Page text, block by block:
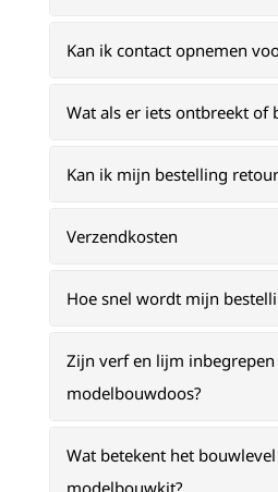
Kan ik contact opnemen
Wat als er iets ontbreekt of
Kan ik mijn bestelling
Verzendkosten
Hoe snel wordt mijn
Zijn verf en lijm inbegrepen
modelbouwdoos?
Wat betekent het
modelbouwkit?